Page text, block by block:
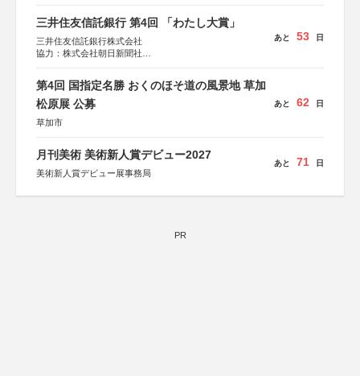
三井住友信託銀行 第4回 「わたし大賞」
三井住友信託銀行株式会社
協力：株式会社朝日新聞社
あと 53 日
第4回 国指定名勝 おくのほそ道の風景地 草加
松原展 公募
草加市
あと 62 日
月刊美術 美術新人賞デビュー2027
美術新人賞デビュー展事務局
あと 71 日
PR